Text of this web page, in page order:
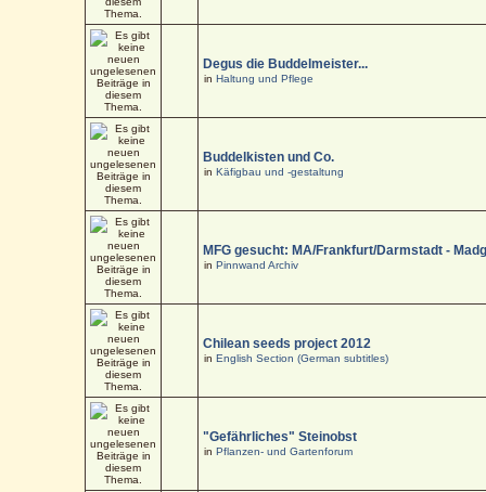
Degus die Buddelmeister...
inHaltung und Pflege
Buddelkisten und Co.
inKäfigbau und -gestaltung
MFG gesucht: MA/Frankfurt/Darmstadt -
inPinnwand Archiv
Chilean seeds project 2012
inEnglish Section (German subtitles)
"Gefährliches" Steinobst
inPflanzen- und Gartenforum